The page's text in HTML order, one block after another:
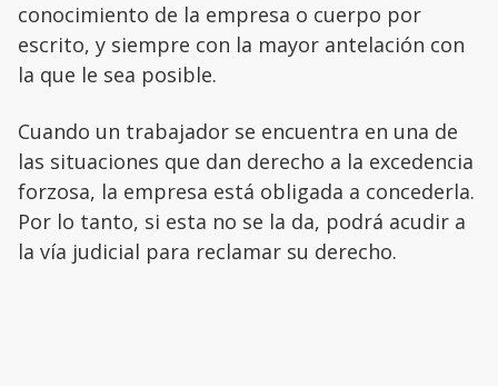
conocimiento de la empresa o cuerpo por
escrito, y siempre con la mayor antelación con
la que le sea posible.
Cuando un trabajador se encuentra en una de
las situaciones que dan derecho a la excedencia
forzosa, la empresa está obligada a concederla.
Por lo tanto, si esta no se la da, podrá acudir a
la vía judicial para reclamar su derecho.